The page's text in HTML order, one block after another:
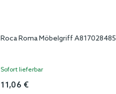
Roca Roma Möbelgriff A817028485
Sofort lieferbar
11,06 €